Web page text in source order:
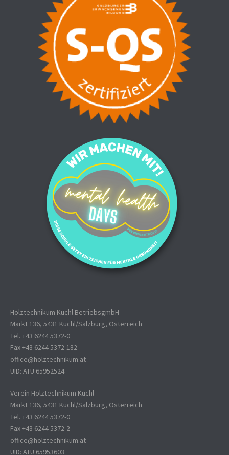
Holztechnikum Kuchl BetriebsgmbH
Markt 136, 5431 Kuchl/Salzburg, Österreich
Tel. +43 6244 5372-0
Fax +43 6244 5372-182
office@holztechnikum.at
UID: ATU 65952524
Verein Holztechnikum Kuchl
Markt 136, 5431 Kuchl/Salzburg, Österreich
Tel. +43 6244 5372-0
Fax +43 6244 5372-2
office@holztechnikum.at
UID: ATU 65953603